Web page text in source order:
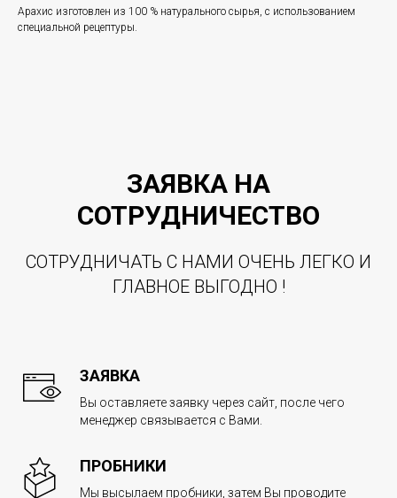
Арахис изготовлен из 100 % натурального сырья, с использованием
специальной рецептуры.
ЗАЯВКА НА
СОТРУДНИЧЕСТВО
СОТРУДНИЧАТЬ С НАМИ ОЧЕНЬ ЛЕГКО И
ГЛАВНОЕ ВЫГОДНО !
ЗАЯВКА
Вы оставляете заявку через сайт, после чего
менеджер связывается с Вами.
ПРОБНИКИ
Мы высылаем пробники, затем Вы проводите